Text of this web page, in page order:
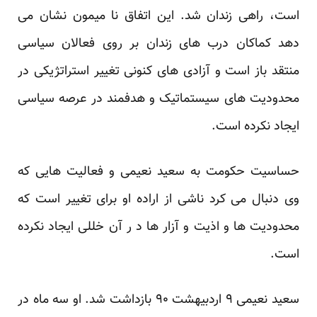
است، راهی زندان شد. این اتفاق نا میمون نشان می
دهد کماکان درب های زندان بر روی فعالان سیاسی
منتقد باز است و آزادی های کنونی تغییر استراتژیکی در
محدودیت های سیستماتیک و هدفمند در عرصه سیاسی
ایجاد نکرده است.
حساسیت حکومت به سعید نعیمی و فعالیت هایی که
وی دنبال می کرد ناشی از اراده او برای تغییر است که
محدودیت ها و اذیت و آزار ها د ر آن خللی ایجاد نکرده
است.
سعید نعیمی ۹ اردبیهشت ۹۰ بازداشت شد. او سه ماه در